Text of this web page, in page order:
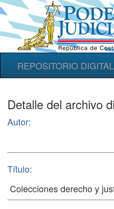
REPOSITORIO
Detalle del archivo
Autor:
Título: